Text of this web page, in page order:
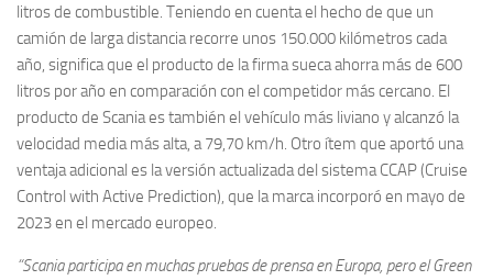
litros de combustible. Teniendo en cuenta el hecho de que un
camión de larga distancia recorre unos 150.000 kilómetros cada
año, significa que el producto de la firma sueca ahorra más de 600
litros por año en comparación con el competidor más cercano. El
producto de Scania es también el vehículo más liviano y alcanzó la
velocidad media más alta, a 79,70 km/h. Otro ítem que aportó una
ventaja adicional es la versión actualizada del sistema CCAP (Cruise
Control with Active Prediction), que la marca incorporó en mayo de
2023 en el mercado europeo.
“Scania participa en muchas pruebas de prensa en Europa, pero el Green